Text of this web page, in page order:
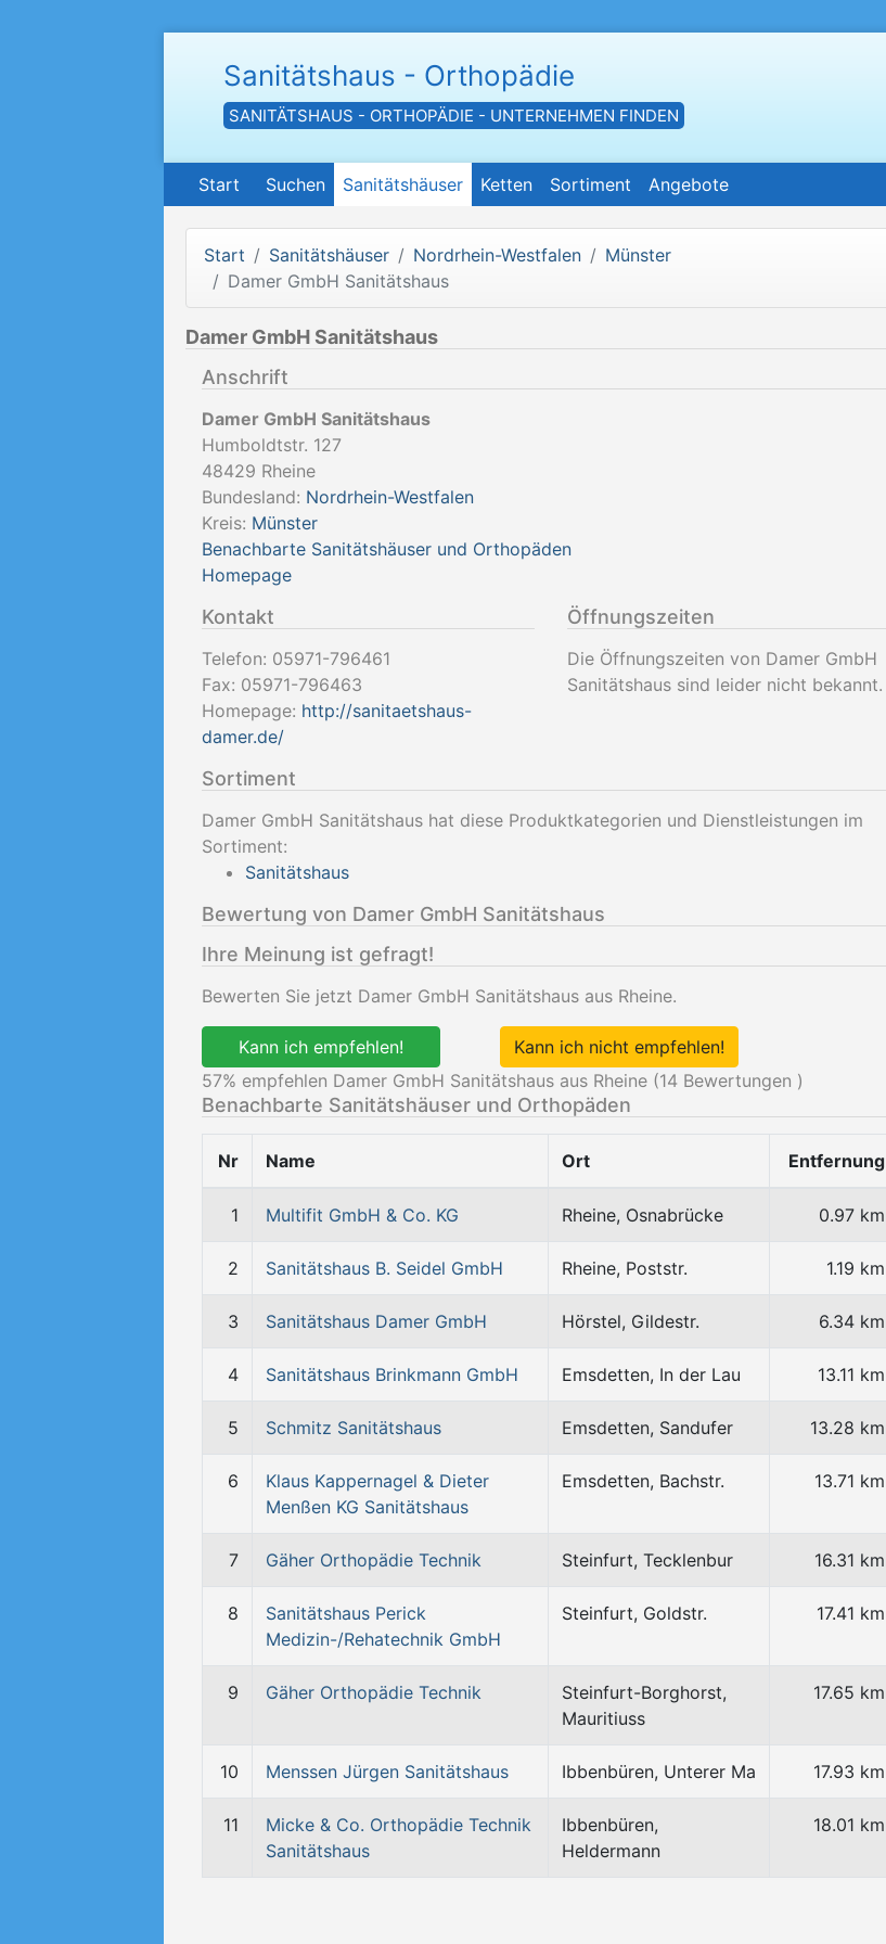
Sanitätshaus - Orthopädie
SANITÄTSHAUS - ORTHOPÄDIE - UNTERNEHMEN FINDEN
Start Suchen Sanitätshäuser Ketten Sortiment Angebote
Start Sanitätshäuser Nordrhein-Westfalen
Münster
Damer GmbH Sanitätshaus
Damer GmbH Sanitätshaus
Anschrift
Damer GmbH Sanitätshaus
Humboldtstr. 127
48429 Rheine
Bundesland: Nordrhein-Westfalen
Kreis: Münster
Benachbarte Sanitätshäuser und Orthopäden
Homepage
Kontakt
Telefon: 05971-796461
Fax: 05971-796463
Homepage: http://sanitaetshaus-
damer.de/
Öffnungszeiten
Die Öffnungszeiten von Damer GmbH
Sanitätshaus sind leider nicht bekannt.
Sortiment
Damer GmbH Sanitätshaus hat diese Produktkategorien und Dienstleistungen im
Sortiment:
Sanitätshaus
Bewertung von Damer GmbH Sanitätshaus
Ihre Meinung ist gefragt!
Bewerten Sie jetzt Damer GmbH Sanitätshaus aus Rheine.
Kann ich empfehlen!
Kann ich nicht empfehlen!
57% empfehlen Damer GmbH Sanitätshaus aus Rheine (14 Bewertungen )
Benachbarte Sanitätshäuser und Orthopäden
Nr Name Ort Entfernung
1 Multifit GmbH & Co. KG Rheine, Osnabrücke 0.97 km
2 Sanitätshaus B. Seidel GmbH Rheine, Poststr. 1.19 km
3 Sanitätshaus Damer GmbH Hörstel, Gildestr. 6.34 km
4 Sanitätshaus Brinkmann GmbH Emsdetten, In der Lau 13.11 km
5 Schmitz Sanitätshaus Emsdetten, Sandufer 13.28 km
6
Klaus Kappernagel & Dieter
Menßen KG Sanitätshaus
Emsdetten, Bachstr. 13.71 km
7 Gäher Orthopädie Technik Steinfurt, Tecklenbur 16.31 km
8
Sanitätshaus Perick
Medizin-/Rehatechnik GmbH
Steinfurt, Goldstr. 17.41 km
9 Gäher Orthopädie Technik
Steinfurt-Borghorst,
Mauritiuss
17.65 km
10 Menssen Jürgen Sanitätshaus Ibbenbüren, Unterer Ma 17.93 km
11
Micke & Co. Orthopädie Technik
Sanitätshaus
Ibbenbüren,
Heldermann
18.01 km